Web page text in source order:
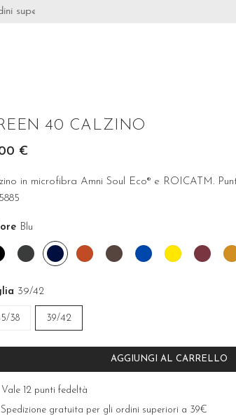
a 39€
40 CALZINO
€
in microfibra Amni Soul Eco® e ROICATM.
Blu
Nero
Grigio
antracite
Blu CannellaCioccolato
CobaltoGirasole
39/42
38 39/42
AGGIUNGI AL CARRELLO
Vale 12 punti fedeltà
Spedizione gratuita per gli ordini superiori a 39€